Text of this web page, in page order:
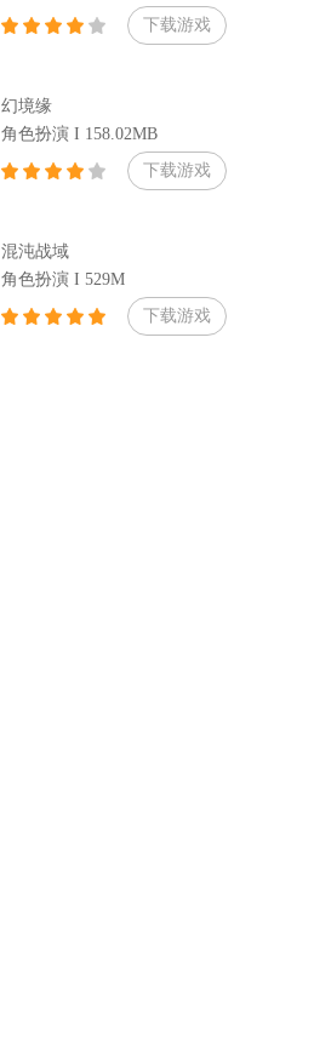
下载游戏
幻境缘
角色扮演 I 158.02MB
下载游戏
混沌战域
角色扮演 I 529M
下载游戏